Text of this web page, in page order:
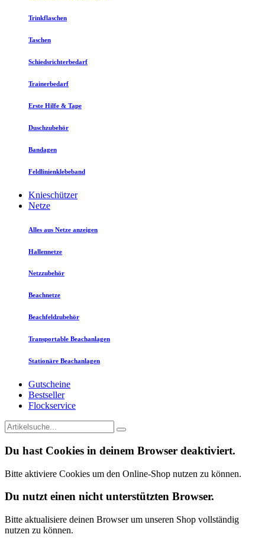
Trinkflaschen
Taschen
Schiedsrichterbedarf
Trainerbedarf
Erste Hilfe & Tape
Duschzubehör
Bandagen
Feldlinienklebeband
Knieschützer
Netze
Alles aus Netze anzeigen
Hallennetze
Netzzubehör
Beachnetze
Beachfeldzubehör
Transportable Beachanlagen
Stationäre Beachanlagen
Gutscheine
Bestseller
Flockservice
Du hast Cookies in deinem Browser deaktiviert.
Bitte aktiviere Cookies um den Online-Shop nutzen zu können.
Du nutzt einen nicht unterstützten Browser.
Bitte aktualisiere deinen Browser um unseren Shop vollständig
nutzen zu können.